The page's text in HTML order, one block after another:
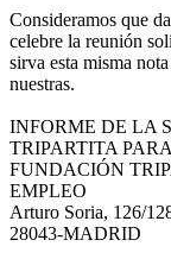
Consideramos que
celebre la reunión
sirva esta misma
nuestras.
INFORME DE LA
TRIPARTITA
FUNDACIÓN
EMPLEO
Arturo Soria, 126/
28043-MADRID